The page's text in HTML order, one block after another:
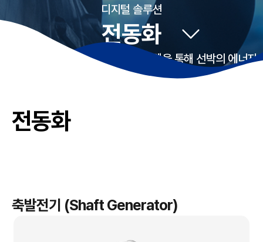
디지털 솔루션
전동화
친환경 축발전기와 통합 전력 시스템을 통해 선박의 에너지
효율을 극대화하고 국제 환경 규제를 준수하는 전동화
전동화
축발전기 (Shaft Generator)